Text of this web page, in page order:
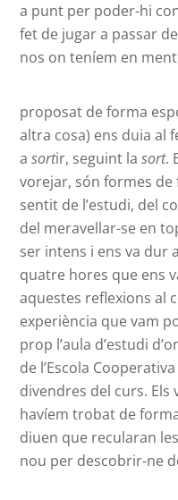
a punt per poder-hi
fet de jugar a passar
nos on teníem en
proposat de forma
altra cosa) ens duia al
asortir, seguint lasort.
vorejar, són formes
sentit de l’estudi, del
del meravellar-se en
ser intens i ens va dur
quatre hores que ens
aquestes reflexions al
experiència que vam
prop l’aula d’estudi
de l’Escola
divendres del curs.
havíem trobat de
diuen que recularan
nou per descobrir-ne